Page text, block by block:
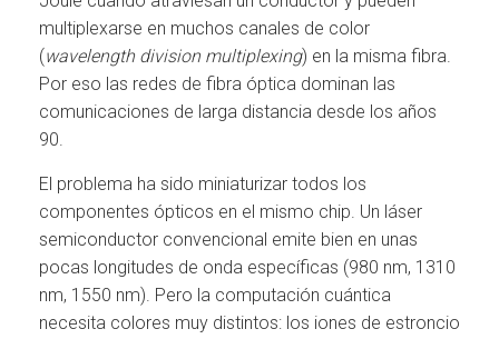
multiplexarse en muchos canales de color
(wavelength division multiplexing) en la misma fibra.
Por eso las redes de fibra óptica dominan las
comunicaciones de larga distancia desde los años
90.
El problema ha sido miniaturizar todos los
componentes ópticos en el mismo chip. Un láser
semiconductor convencional emite bien en unas
pocas longitudes de onda específicas (980 nm, 1310
nm, 1550 nm). Pero la computación cuántica
necesita colores muy distintos: los iones de estroncio